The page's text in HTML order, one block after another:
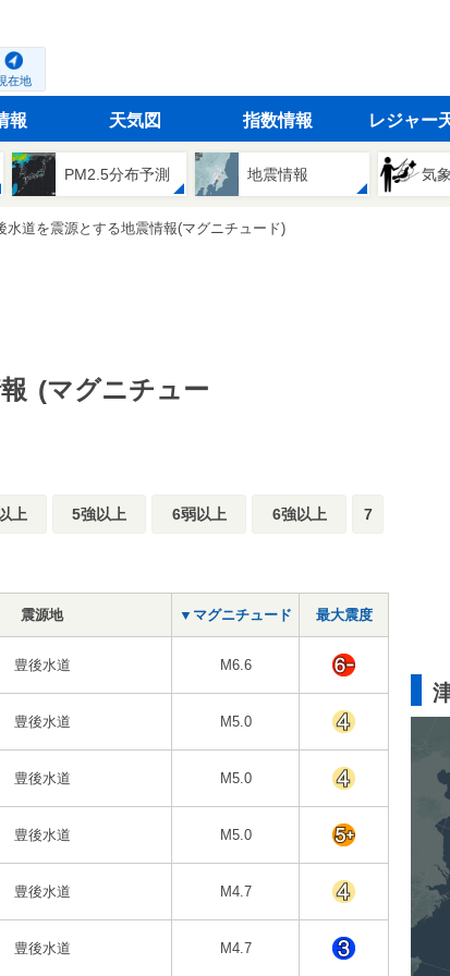
在地
報 天気図 指数情報 レジャー
PM2.5分布予測 地震情報 気
水道を震源とする地震情報(マグニチュード)
(マグニチュー
上 5強以上 6弱以上 6強以上 7
震源地 ▼マグニチュード 最大震度
豊後水道 M6.6
豊後水道 M5.0
豊後水道 M5.0
豊後水道 M5.0
豊後水道 M4.7
豊後水道 M4.7